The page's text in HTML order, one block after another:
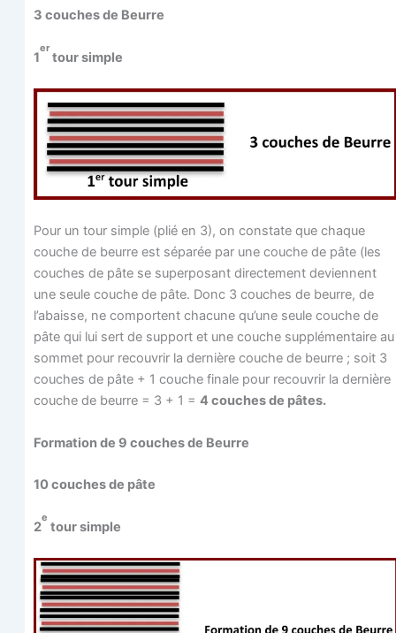
3 couches de Beurre
1
er
tour simple
Pour un tour simple (plié en 3), on constate que chaque
couche de beurre est sépa­rée par une couche de pâte (les
couches de pâte se super­po­sant direc­te­ment deviennent
une seule couche de pâte. Donc 3 couches de beurre, de
l’abaisse, ne com­portent cha­cune qu’une seule couche de
pâte qui lui sert de sup­port et une couche sup­plé­men­taire au
som­met pour recou­vrir la der­nière couche de beurre ; soit 3
couches de pâte + 1 couche finale pour recou­vrir la der­nière
couche de beurre = 3 + 1 = 4 couches de pâtes.
For­ma­tion de 9 couches de Beurre
10 couches de pâte
2
e
tour simple